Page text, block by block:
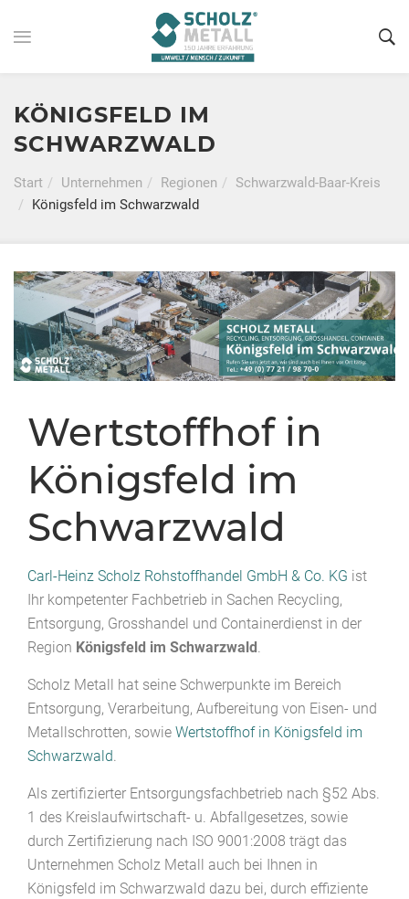
KÖNIGSFELD IM
SCHWARZWALD
Start Unternehmen Regionen
Schwarzwald-Baar-Kreis
Königsfeld im Schwarzwald
Wertstoffhof in
Königsfeld im
Schwarzwald
Carl-Heinz Scholz Rohstoffhandel GmbH & Co. KG ist
Ihr kompetenter Fachbetrieb in Sachen Recycling,
Entsorgung, Grosshandel und Containerdienst in der
Region Königsfeld im Schwarzwald.
Scholz Metall hat seine Schwerpunkte im Bereich
Entsorgung, Verarbeitung, Aufbereitung von Eisen- und
Metallschrotten, sowie Wertstoffhof in Königsfeld im
Schwarzwald.
Als zertifizierter Entsorgungsfachbetrieb nach §52 Abs.
1 des Kreislaufwirtschaft- u. Abfallgesetzes, sowie
durch Zertifizierung nach ISO 9001:2008 trägt das
Unternehmen Scholz Metall auch bei Ihnen in
Königsfeld im Schwarzwald dazu bei, durch effiziente